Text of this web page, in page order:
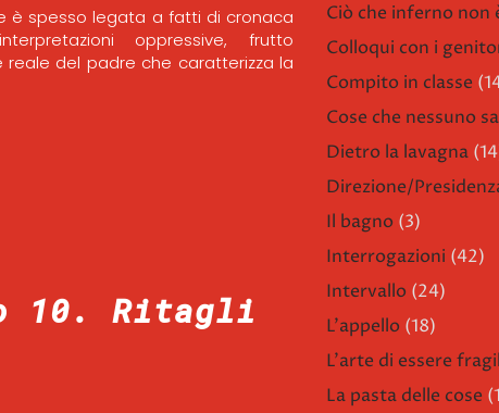
è spesso legata a fatti di cronaca
oppressive, frutto
reale del padre che caratterizza la
10. Ritagli
Ciò che inferno non
Colloqui con i
Compito in classe
Cose che nessuno sa
Dietro la lavagna
Direzione/
Il bagno (3)
Interrogazioni (42)
Intervallo (24)
L'appello (18)
L'arte di essere
La pasta delle cose